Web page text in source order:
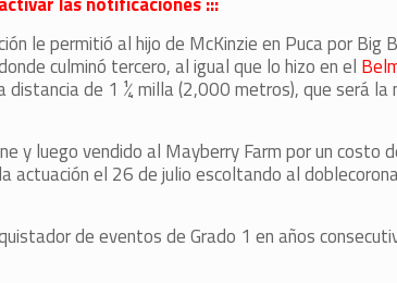
le permitió al hijo de McKinzie en Puca por Big
culminó tercero, al igual que lo hizo en el
de 1 ¼ milla (2,000 metros), que será la
y luego vendido al Mayberry Farm por un costo
actuación el 26 de julio escoltando al
de eventos de Grado 1 en años